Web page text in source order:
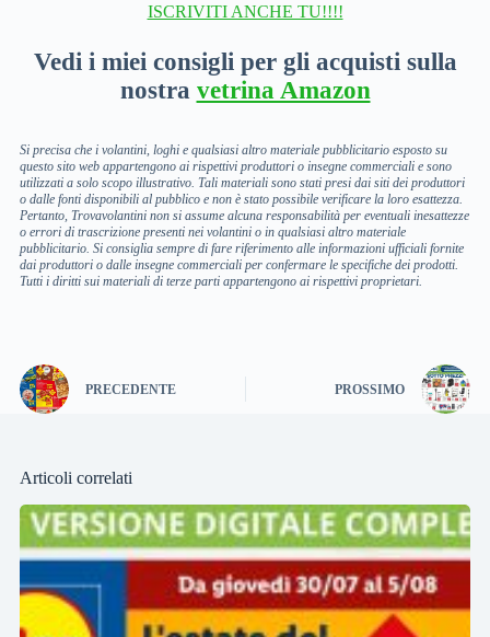
ISCRIVITI ANCHE TU!!!!
Vedi i miei consigli per gli acquisti sulla
nostra vetrina Amazon
Si precisa che i volantini, loghi e qualsiasi altro materiale pubblicitario esposto su
questo sito web appartengono ai rispettivi produttori o insegne commerciali e sono
utilizzati a solo scopo illustrativo. Tali materiali sono stati presi dai siti dei produttori
o dalle fonti disponibili al pubblico e non è stato possibile verificare la loro esattezza.
Pertanto, Trovavolantini non si assume alcuna responsabilità per eventuali inesattezze
o errori di trascrizione presenti nei volantini o in qualsiasi altro materiale
pubblicitario. Si consiglia sempre di fare riferimento alle informazioni ufficiali fornite
dai produttori o dalle insegne commerciali per confermare le specifiche dei prodotti.
Tutti i diritti sui materiali di terze parti appartengono ai rispettivi proprietari.
PRECEDENTE PROSSIMO
Articoli correlati